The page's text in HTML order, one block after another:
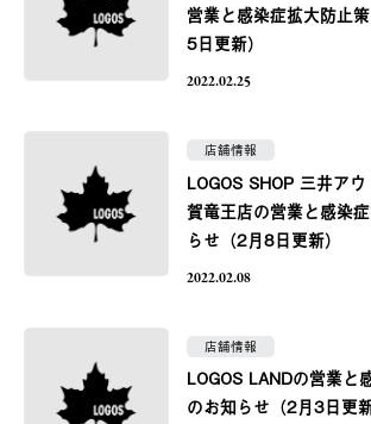
営業と感染症拡大防止
5日更新）
2022.02.25
店舗情報
LOGOS SHOP 三井ア
賀竜王店の営業と感染
らせ（2月8日更新）
2022.02.08
店舗情報
LOGOS LANDの営業と
のお知らせ（2月3日更新